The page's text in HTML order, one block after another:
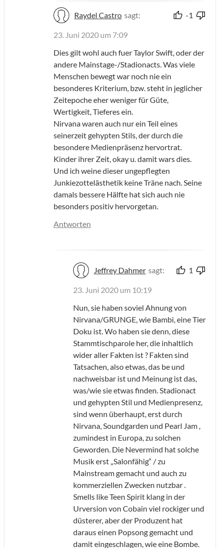
Raydel Castro sagt: -1
23. Juni 2020 um 7:09
Dies gilt wohl auch fuer Taylor Swift, oder der
andere Mainstage-/Stadionacts. Was viele
Menschen bewegt war noch nie ein
besonderes Kriterium, bzw. steht in jeglicher
Zeitepoche eher weniger für Güte,
Wertigkeit, Tieferes ein.
Nirvana waren auch nur ein Teil eines
seinerzeit gehypten Stils, der durch die
besondere Medienpräsenz hervortrat.
Kinder ihrer Zeit, okay u. damit wars dies.
Und ich weine dieser ungepflegten
Junkiezottelästhetik keine Träne nach. Seine
damals bessere Hälfte hat sich auch nie
besonders positiv hervorgetan.
Antworten
Jeffrey Dahmer sagt: 1
23. Juni 2020 um 10:19
Nun, sie haben soviel Ahnung von
Nirvana/GRUNGE, wie Bambi, eine Tier
Doku ist. Wo haben sie denn, diese
Stammtischparole her, die inhaltlich
wider aller Fakten ist ? Fakten sind
Tatsachen, also etwas, das be und
nachweisbar ist und Meinung ist das,
was/wie sie etwas finden. Stadionact
und gehypten Stil und Medienpresenz,
sind wenn überhaupt, erst durch
Nirvana, Soundgarden und Pearl Jam ,
zumindest in Europa, zu solchen
Geworden. Die Nevermind hat solche
Musik erst „Salonfähig“ / zu
Mainstream gemacht und auch zu
kommerziellen Zwecken nutzbar .
Smells like Teen Spirit klang in der
Urversion von Cobain viel rockiger und
düsterer, aber der Produzent hat
daraus einen Popsong gemacht und
damit eingeschlagen, wie eine Bombe.